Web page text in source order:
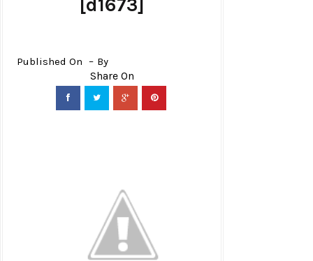
[d1673]
Published On By